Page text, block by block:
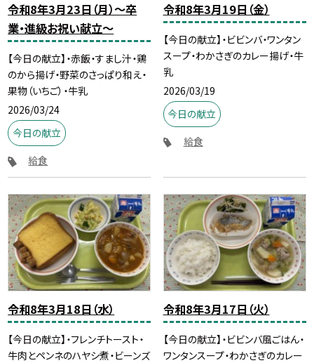
令和8年3月23日（月）～卒
業・進級お祝い献立～
【今日の献立】・赤飯・すまし汁・鶏
のから揚げ・野菜のさっぱり和え・
果物（いちご）・牛乳
2026/03/24
今日の献立
給食
令和8年3月19日（金）
【今日の献立】・ビビンバ・ワンタン
スープ・わかさぎのカレー揚げ・牛
乳
2026/03/19
今日の献立
給食
令和8年3月18日（水）
【今日の献立】・フレンチトースト・
牛肉とペンネのハヤシ煮・ビーンズ
令和8年3月17日（火）
【今日の献立】・ビビンバ風ごはん・
ワンタンスープ・わかさぎのカレー